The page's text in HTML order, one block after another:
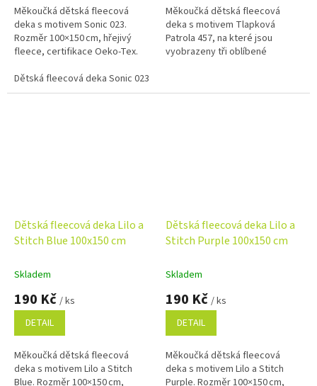
Měkoučká dětská fleecová
deka s motivem Sonic 023.
Rozměr 100×150 cm, hřejivý
fleece, certifikace Oeko‑Tex.
dárek pro malé fanoušky
animované série.
Dětská fleecová deka Sonic 023 100x150 cm
Měkoučká dětská fleecová
deka s motivem Tlapková
Patrola 457, na které jsou
vyobrazeny tři oblíbené
veselý design potěší všechny...
Dětská fleecová deka Lilo a
Stitch Blue 100x150 cm
Skladem
190 Kč / ks
DETAIL
Měkoučká dětská fleecová
deka s motivem Lilo a Stitch
Blue. Rozměr 100×150 cm,
Dětská fleecová deka Lilo a
Stitch Purple 100x150 cm
Skladem
190 Kč / ks
DETAIL
Měkoučká dětská fleecová
deka s motivem Lilo a Stitch
Purple. Rozměr 100×150 cm,